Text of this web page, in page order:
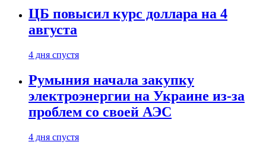
ЦБ повысил курс доллара на 4
августа
4 дня спустя
Румыния начала закупку
электроэнергии на Украине из-за
проблем со своей АЭС
4 дня спустя